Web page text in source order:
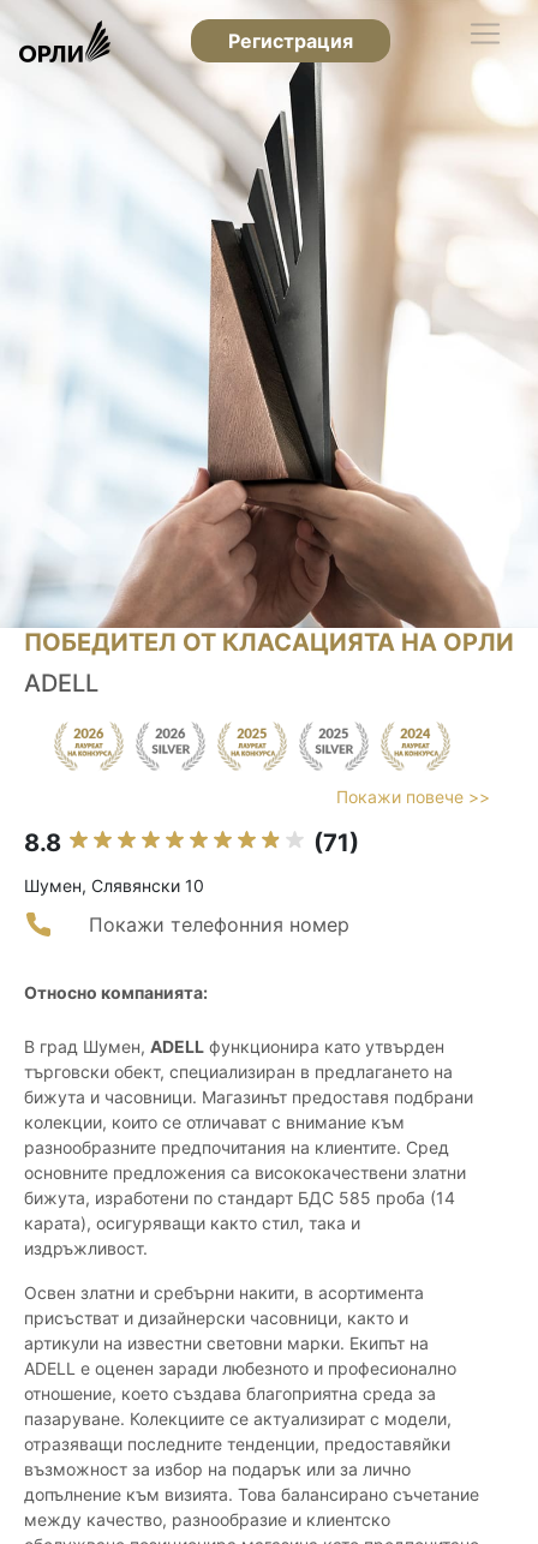
Регистрация
ПОБЕДИТЕЛ ОТ КЛАСАЦИЯТА НА ОРЛИ
ADELL
Покажи повече >>
8.8 (71)
Шумен, Слявянски 10
Покажи телефонния номер
Относно компанията:
В град Шумен, ADELL функционира като утвърден
търговски обект, специализиран в предлагането на
бижута и часовници. Магазинът предоставя подбрани
колекции, които се отличават с внимание към
разнообразните предпочитания на клиентите. Сред
основните предложения са висококачествени златни
бижута, изработени по стандарт БДС 585 проба (14
карата), осигуряващи както стил, така и
издръжливост.
Освен златни и сребърни накити, в асортимента
присъстват и дизайнерски часовници, както и
артикули на известни световни марки. Екипът на
ADELL е оценен заради любезното и професионално
отношение, което създава благоприятна среда за
пазаруване. Колекциите се актуализират с модели,
отразяващи последните тенденции, предоставяйки
възможност за избор на подарък или за лично
допълнение към визията. Това балансирано съчетание
между качество, разнообразие и клиентско